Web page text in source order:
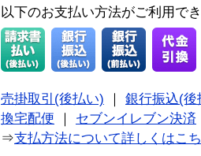
以下のお支払い方法がご利用で
売掛取引(後払い)
銀行振込(後
換宅配便
セブンイレブン決済
⇒支払方法について詳しくはこ